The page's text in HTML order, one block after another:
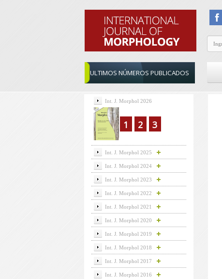
ULTIMOS NÚMEROS PUBLICADOS
Int. J. Morphol 2026
1 2 3
Int. J. Morphol 2025
Int. J. Morphol 2024
Int. J. Morphol 2023
Int. J. Morphol 2022
Int. J. Morphol 2021
Int. J. Morphol 2020
Int. J. Morphol 2019
Int. J. Morphol 2018
Int. J. Morphol 2017
Int. J. Morphol 2016